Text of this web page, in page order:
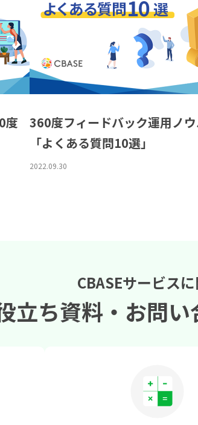
度
360度フィードバック運用ノ
「よくある質問10選」
2022.09.30
CBASEサービス
立ち資料・ お問い